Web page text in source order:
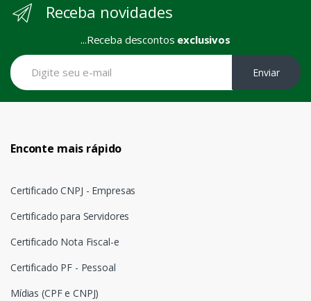
Receba novidades
...Receba descontos exclusivos
Enviar
Enconte mais rápido
Certificado CNPJ - Empresas
Certificado para Servidores
Certificado Nota Fiscal-e
Certificado PF - Pessoal
Mídias (CPF e CNPJ)